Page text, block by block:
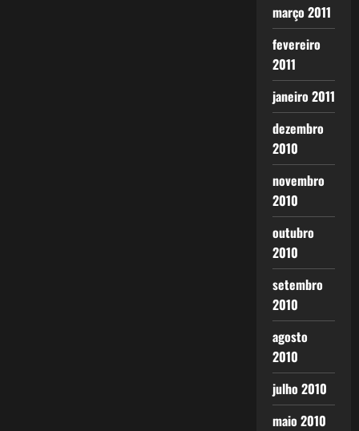
março 2011
fevereiro
2011
janeiro 2011
dezembro
2010
novembro
2010
outubro
2010
setembro
2010
agosto
2010
julho 2010
maio 2010